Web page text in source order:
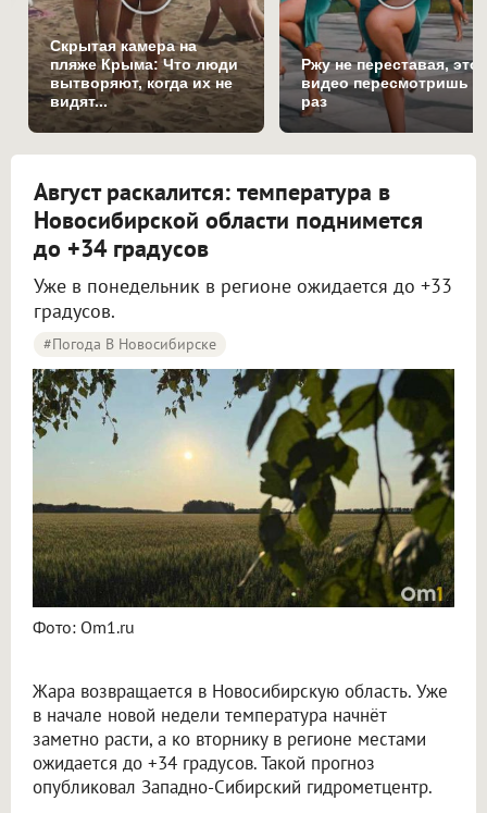
Скрытая камера на
пляже Крыма: Что люди
вытворяют, когда их не
видят...
Ржу не переставая, это
видео пересмотришь
раз
Август раскалится: температура в
Новосибирской области поднимется
до +34 градусов
Уже в понедельник в регионе ожидается до +33
градусов.
#Погода В Новосибирске
Фото: Om1.ru
Жара возвращается в Новосибирскую область. Уже
в начале новой недели температура начнёт
заметно расти, а ко вторнику в регионе местами
ожидается до +34 градусов. Такой прогноз
опубликовал Западно-Сибирский гидрометцентр.